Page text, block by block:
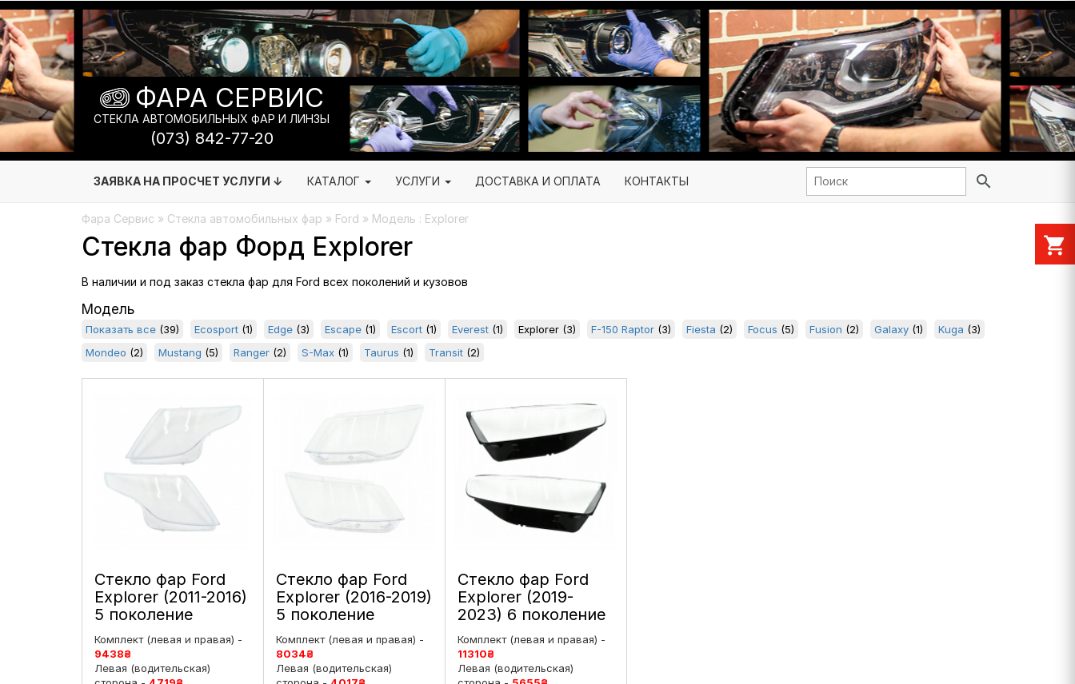
Фара Сервис » Стекла автомобильных фар » Ford » Модель : Explorer
Стекла фар Форд Explorer
В наличии и под заказ стекла фар для Ford всех поколений и кузовов
Модель
Показать все (39) Ecosport (1) Edge (3) Escape (1) Escort (1) Everest (1) Explorer (3) F-150 Raptor (3) Fiesta (2) Focus (5) Fusion (2) Galaxy (1) Kuga (3)
Mondeo (2) Mustang (5) Ranger (2) S-Max (1) Taurus (1) Transit (2)
Стекло фар Ford
Explorer (2011-2016)
5 поколение
дорестайлинг
левое и правое
Комплект (левая и правая) -
9438₴
Левая (водительская)
Стекло фар Ford
Explorer (2016-2019)
5 поколение
рестайлинг левое
и правое
Комплект (левая и правая) -
8034₴
Левая (водительская)
Стекло фар Ford
Explorer (2019-
2023) 6 поколение
дорестайлинг
левое и правое
Комплект (левая и правая) -
11310₴
Левая (водительская)
ФАРА СЕРВИС
СТЕКЛА АВТОМОБИЛЬНЫХ ФАР И ЛИНЗЫ
(073) 842-77-20
ЗАЯВКА НА ПРОСЧЕТ УСЛУГИ ↓ КАТАЛОГ УСЛУГИ ДОСТАВКА И ОПЛАТА КОНТАКТЫ search
shopping_cart